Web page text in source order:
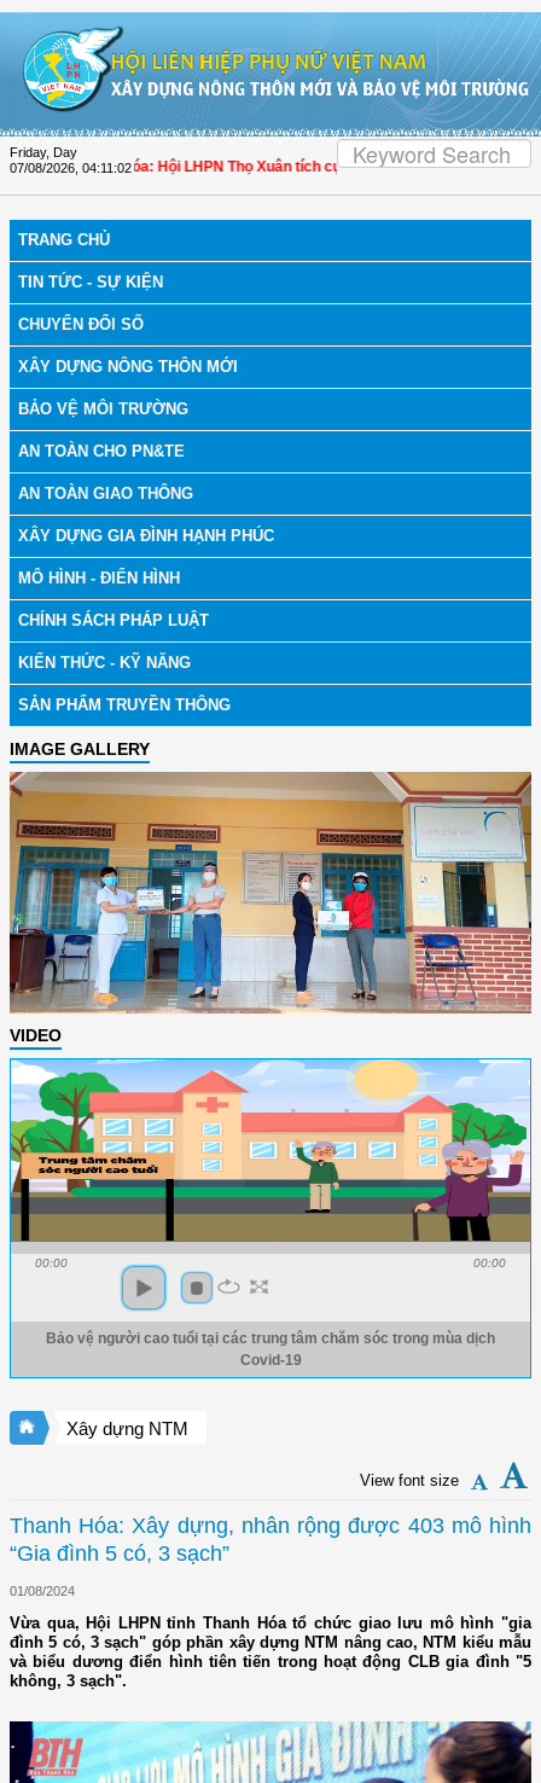
Friday, Day
07/08/2026 04:11:03
| Thanh Hóa: Hội LHPN Thọ Xuân tích cực góp phần nâng cao tỷ lệ người
TRANG CHỦ
TIN TỨC - SỰ KIỆN
CHUYỂN ĐỔI SỐ
XÂY DỰNG NÔNG THÔN MỚI
BẢO VỆ MÔI TRƯỜNG
AN TOÀN CHO PN&TE
AN TOÀN GIAO THÔNG
XÂY DỰNG GIA ĐÌNH HẠNH PHÚC
MÔ HÌNH - ĐIỂN HÌNH
CHÍNH SÁCH PHÁP LUẬT
KIẾN THỨC - KỸ NĂNG
SẢN PHẨM TRUYỀN THÔNG
IMAGE GALLERY
VIDEO
00:00 00:00
Bảo vệ người cao tuổi tại các trung tâm chăm sóc trong mùa dịch
Covid-19
Xây dựng NTM
View font size
Thanh Hóa: Xây dựng, nhân rộng được 403 mô hình
“Gia đình 5 có, 3 sạch”
01/08/2024
Vừa qua, Hội LHPN tỉnh Thanh Hóa tổ chức giao lưu mô hình "gia
đình 5 có, 3 sạch" góp phần xây dựng NTM nâng cao, NTM kiểu mẫu
và biểu dương điển hình tiên tiến trong hoạt động CLB gia đình "5
không, 3 sạch".